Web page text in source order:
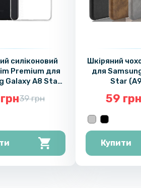
силіконовий
Premium для
Galaxy A8 Star
39 грн
Шкіряний
для
Star
59 грн
Купити